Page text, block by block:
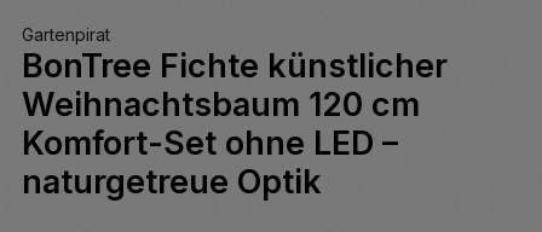
Gartenpirat
BonTree Fichte künstlicher
Weihnachtsbaum 120 cm
Komfort-Set ohne LED –
naturgetreue Optik